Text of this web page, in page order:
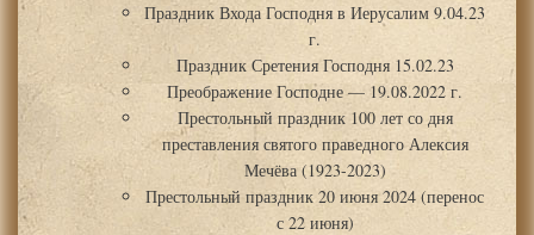
Праздник Входа Господня в Иерусалим 9.04.23
г.
Праздник Сретения Господня 15.02.23
Преображение Господне — 19.08.2022 г.
Престольный праздник 100 лет со дня
преставления святого праведного Алексия
Мечёва (1923-2023)
Престольный праздник 20 июня 2024 (перенос
с 22 июня)